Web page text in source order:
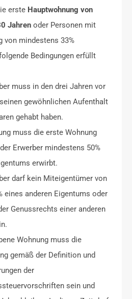
erste Hauptwohnung von
Jahren oder Personen mit
von mindestens 33%
Bedingungen erfüllt
muss in den drei Jahren vor
gewöhnlichen Aufenthalt
gehabt haben.
muss die erste Wohnung
Erwerber mindestens 50%
erwirbt.
darf kein Miteigentümer von
eines anderen Eigentums oder
Genussrechts einer anderen
Wohnung muss die
gemäß der Definition und
der
sein und